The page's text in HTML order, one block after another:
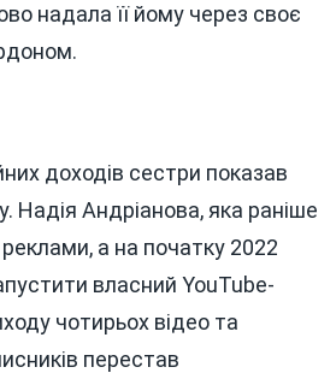
надала її йому через своє
доходів сестри показав
Надія Андріанова, яка раніше
а на початку 2022
власний YouTube-
чотирьох відео та
перестав